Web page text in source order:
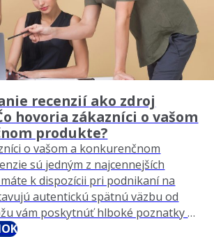
recenzií ako zdroj
hovoria zákazníci o vašom
produkte?
o vašom a konkurenčnom
sú jedným z najcennejších
k dispozícii pri podnikaní na
autentickú spätnú väzbu od
vám poskytnúť hlboké poznatky o
nefunguje a kde sú príležitosti na